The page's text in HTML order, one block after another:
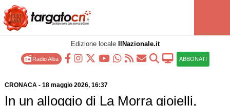
Edizione locale IlNazionale.it
Radio Alba ABBONATI
CRONACA- 18 maggio 2026, 16:37
In un alloggio di La Morra gioielli,